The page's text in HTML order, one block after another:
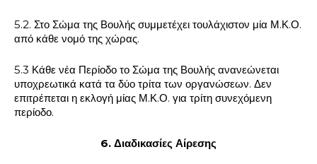
5.2. Στο Σώμα της Βουλής συμμετέχει τουλάχιστον μία Μ.Κ.Ο.
από κάθε νομό της χώρας.
5.3 Κάθε νέα Περίοδο το Σώμα της Βουλής ανανεώνεται
υποχρεωτικά κατά τα δύο τρίτα των οργανώσεων. Δεν
επιτρέπεται η εκλογή μίας Μ.Κ.Ο. για τρίτη συνεχόμενη
περίοδο.
6. Διαδικασίες Αίρεσης